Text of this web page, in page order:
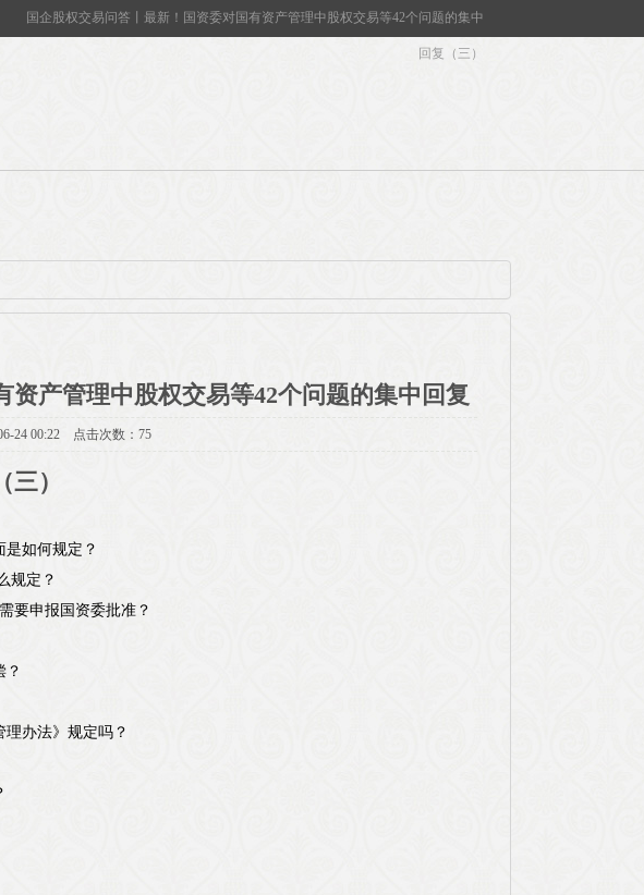
国企股权交易问答丨最新！国资委对国有资产管理中股权交易等42个问题的集中
回复（三）
产管理中股权交易等42个问题的集中回复
（三）
24 00:22 点击次数：75
如何规定？
规定？
要申报国资委批准？
？
办法》规定吗？